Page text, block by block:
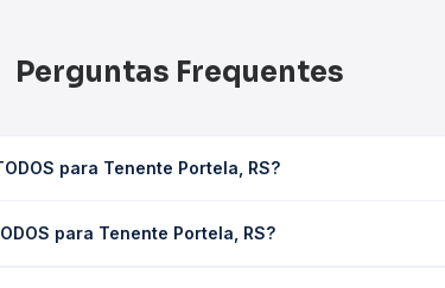
Perguntas Frequentes
para Tenente Portela, RS?
você consulta os horários disponíveis e vê a
para Tenente Portela, RS?